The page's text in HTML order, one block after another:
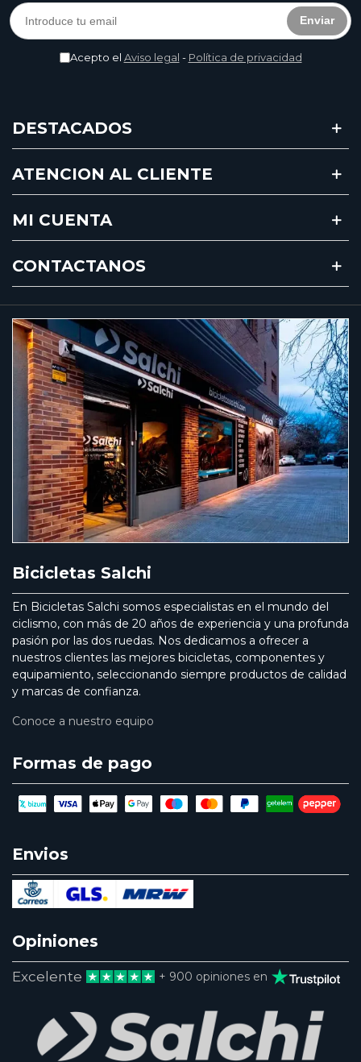
Enviar
Acepto el Aviso legal - Política de privacidad
DESTACADOS
ATENCION AL CLIENTE
MI CUENTA
CONTACTANOS
Bicicletas Salchi
En Bicicletas Salchi somos especialistas en el mundo del
ciclismo, con más de 20 años de experiencia y una profunda
pasión por las dos ruedas. Nos dedicamos a ofrecer a
nuestros clientes las mejores bicicletas, componentes y
equipamiento, seleccionando siempre productos de calidad
y marcas de confianza.
Conoce a nuestro equipo
Formas de pago
Envios
Opiniones
Excelente + 900 opiniones en